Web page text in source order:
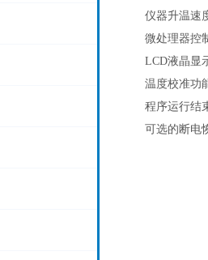
仪器升温速
微处理器控
LCD液晶显
温度校准功
程序运行结
可选的断电